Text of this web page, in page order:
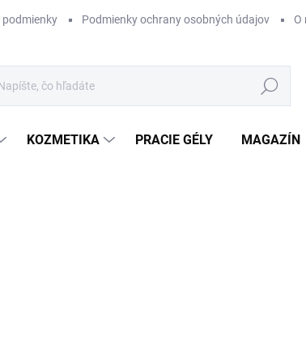
podmienky Podmienky ochrany osobných údajov O
Hľadať
KOZMETIKA PRACIE GÉLY MAGAZÍN